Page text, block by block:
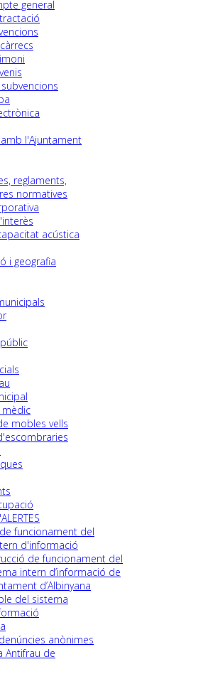
general
l'Ajuntament
reglaments,
normatives
acústica
i geografia
mèdic
mobles vells
funcionament del
d'informació
de funcionament del
intern d’informació de
d’Albinyana
del sistema
anònimes
Antifrau de